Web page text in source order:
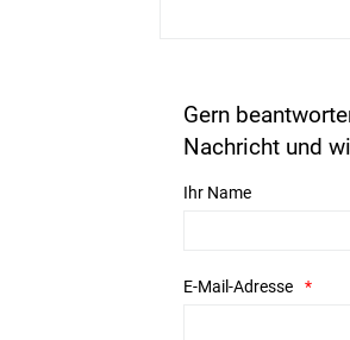
Gern
Nachricht und
Ihr Name
E-Mail-Adresse